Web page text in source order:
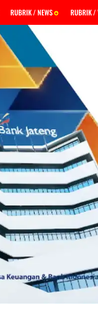
RUBRIK / NEWS RUBRIK /